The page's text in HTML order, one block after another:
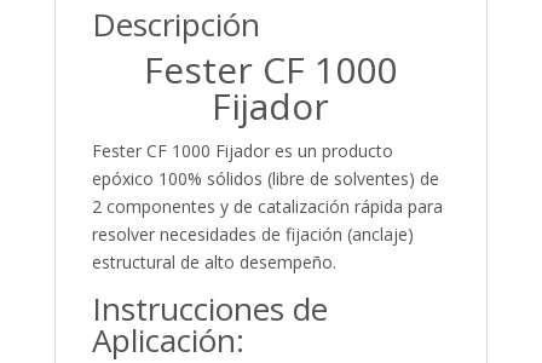
Descripción
Fester CF 1000
Fijador
Fester CF 1000 Fijador es un producto
epóxico 100% sólidos (libre de solventes) de
2 componentes y de catalización rápida para
resolver necesidades de fijación (anclaje)
estructural de alto desempeño.
Instrucciones de
Aplicación: